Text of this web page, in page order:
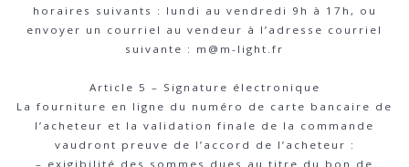
horaires suivants : lundi au vendredi 9h à 17h, ou
envoyer un courriel au vendeur à l’adresse courriel
suivante : m@m-light.fr
Article 5 – Signature électronique
La fourniture en ligne du numéro de carte bancaire de
l’acheteur et la validation finale de la commande
vaudront preuve de l’accord de l’acheteur :
– exigibilité des sommes dues au titre du bon de